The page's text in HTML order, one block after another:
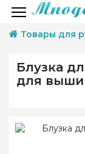
Товары для
Блузка
для